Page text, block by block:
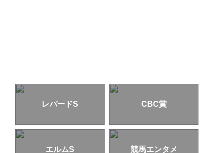
レパードS CBC賞
エルムS 競馬エンタメ